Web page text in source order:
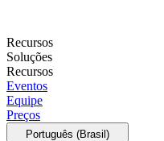
Recursos
Soluções
Recursos
Eventos
Equipe
Preços
Português (Brasil)